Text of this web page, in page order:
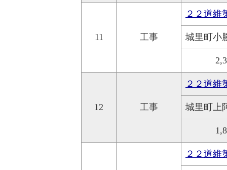
11 工事
２２道維
城里町
12 工事
２２道維
城里町上
２２道維